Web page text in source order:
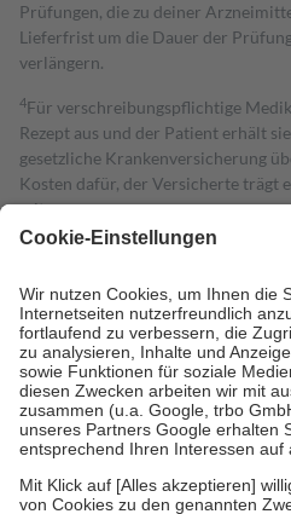
Prüfungen, die zu deiner
Lieferfrist um die Dauer der
verlängern.
4Für verschreibungspflichtige
Rezept aus und der Patient erhält
gesetzliche Krankenversicherung
Kosten dafür, der Versicherte trägt
mit.
Grundsätzlich leisten Mitglieder
höchstens zehn Euro.
Es sind
Kosten der Leistung zu entrichten.
Diese Regeln gelten grundsätzlich
Bei Heilmitteln und häuslicher
Zuzahlung zehn Prozent der Kosten
Verordnung.
Um das Engagement der
stärken und die besondere Stellung
fallenkeine Zuzahlungenan bei: